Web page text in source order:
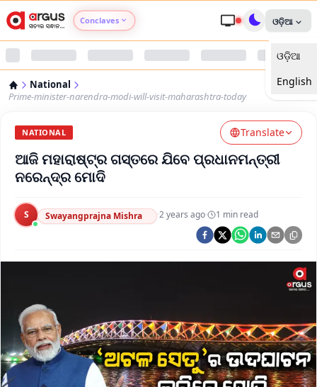
Conclaves
Argus Nari Shakti
Argus Health Connect
Argus Swaad Odisha
Argus Chalo Dekhein Apna Desh
ଓଡ଼ିଆ
ଓଡ଼ିଆ
English
National
Prime-minister-narendra-modi-will-visit-maharashtra-today
NATIONAL Translate
ଆଜି ମହାରାଷ୍ଟ୍ର ଗସ୍ତରେ ଯିବେ ପ୍ରଧାନମନ୍ତ୍ରୀ
ନରେନ୍ଦ୍ର ମୋଦି
S Swayangprajna Mishra ·2 years ago· 1 min read